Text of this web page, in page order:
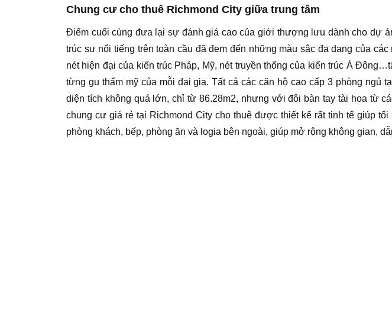
Chung cư cho thuê Richmond City giữa trung tâm
Điểm cuối cùng đưa lại sự đánh giá cao của giới thượng lưu dành cho dự
trúc sư nổi tiếng trên toàn cầu đã đem đến những màu sắc đa dạng của
nét hiện đại của kiến trúc Pháp, Mỹ, nét truyền thống của kiến trúc Á
từng gu thẩm mỹ của mỗi đại gia. Tất cả các căn hộ cao cấp 3 phòng
diện tích không quá lớn, chỉ từ 86.28m2, nhưng với đôi bàn tay tài hoa từ
chung cư giá rẻ tại Richmond City cho thuê được thiết kế rất tinh tế giúp
phòng khách, bếp, phòng ăn và logia bên ngoài, giúp mở rộng không gian,